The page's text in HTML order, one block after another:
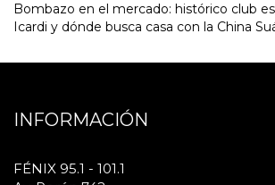
Bombazo en el mercado: histórico club
Icardi y dónde busca casa con la China
INFORMACIÓN
FÉNIX 95.1 - 101.1